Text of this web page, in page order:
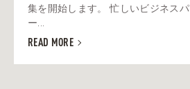
集を開始します。 忙しいビジネスパ
ー...
READ MORE